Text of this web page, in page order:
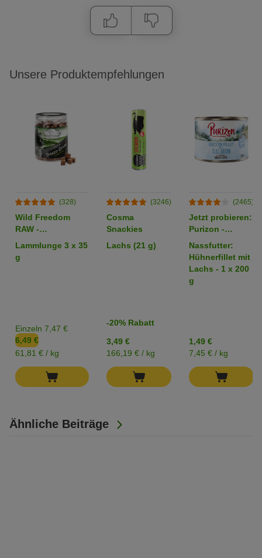
Ähnliche Beiträge
Unsere Produktempfehlungen
(328)
Wild Freedom
RAW -
gefriergetrocknete
Lammlunge 3 x 35
g
Einzeln 7,47 €
6,49 €
61,81 € / kg
(3246)
Cosma
Snackies
Lachs (21 g)
-20% Rabatt
3,49 €
166,19 € / kg
(2465)
Jetzt probieren:
Purizon -
getreidefrei
Nassfutter:
Hühnerfillet mit
Lachs - 1 x 200
g
1,49 €
7,45 € / kg